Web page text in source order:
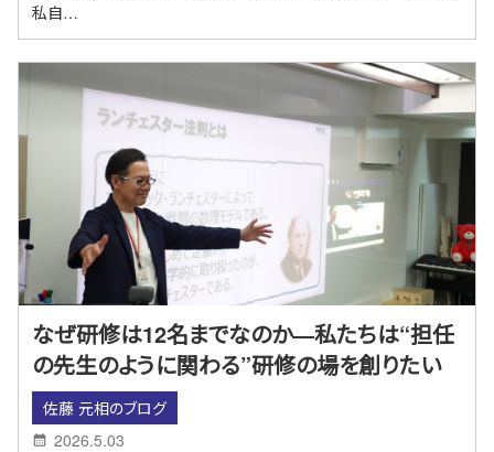
私自…
なぜ研修は12名までなのか―私たちは“担任
の先生のように関わる”研修の場を創りたい
佐藤 元相のブログ
2026.5.03